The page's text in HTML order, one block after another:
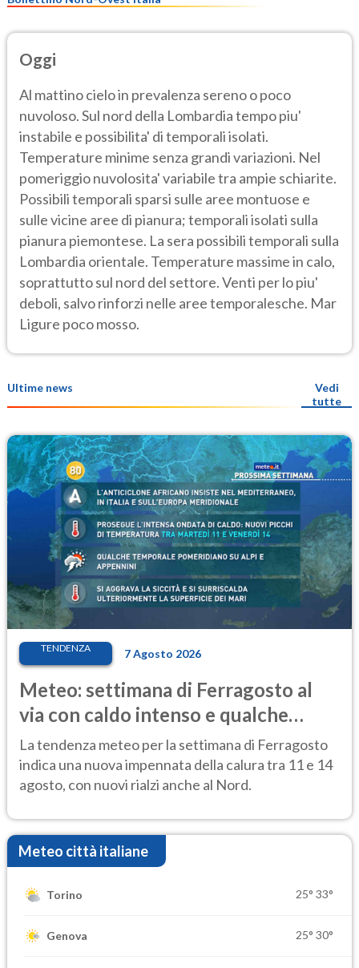
Oggi
Al mattino cielo in prevalenza sereno o poco
nuvoloso. Sul nord della Lombardia tempo piu'
instabile e possibilita' di temporali isolati.
Temperature minime senza grandi variazioni. Nel
pomeriggio nuvolosita' variabile tra ampie schiarite.
Possibili temporali sparsi sulle aree montuose e
sulle vicine aree di pianura; temporali isolati sulla
pianura piemontese. La sera possibili temporali sulla
Lombardia orientale. Temperature massime in calo,
soprattutto sul nord del settore. Venti per lo piu'
deboli, salvo rinforzi nelle aree temporalesche. Mar
Ligure poco mosso.
Ultime news
Vedi
tutte
TENDENZA 7 Agosto 2026
Meteo: settimana di Ferragosto al
via con caldo intenso e qualche
temporale
La tendenza meteo per la settimana di Ferragosto
indica una nuova impennata della calura tra 11 e 14
agosto, con nuovi rialzi anche al Nord.
Meteo città italiane
Torino 25° 33°
Genova 25° 30°